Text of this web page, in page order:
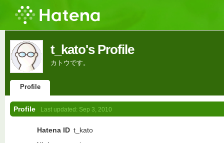
t_kato's Profile
カトウです。
Profile
Profile Last updated: Sep 3, 2010
Hatena ID t_kato